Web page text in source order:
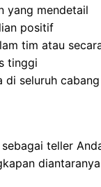
yang mendetail
positif
tim atau
tinggi
di seluruh cabang
teller